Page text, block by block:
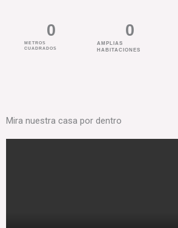
METROS
CUADRADOS
0
AMPLIAS
HABITACIONES
0
Mira nuestra casa por dentro